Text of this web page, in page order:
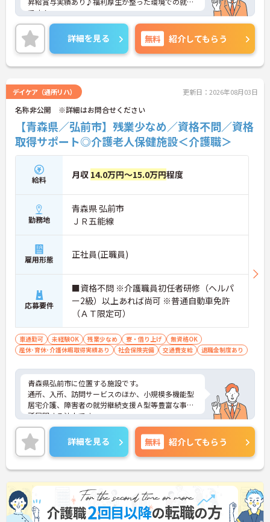
です！
ご興味のある方には、面接ポイント等詳しくお伝え
させていただきますので、お気軽にご相談くださ
い！
詳細を見る 無料 紹介してもらう
デイケア（通所リハ） 更新日：2026年08月03日
名称非公開 ※詳細はお問合せください
【青森県／弘前市】残業少なめ／資格不問／資格
取得サポート◎介護老人保健施設＜介護職＞
給料 月収 14.0万円～15.0万円程度
勤務地
青森県 弘前市
ＪＲ五能線
雇用形態 正社員(正職員)
応募要件
■資格不問 ※介護職員初任者研修（ヘルパ
ー2級）以上あれば尚可 ※普通自動車免許
（ＡＴ限定可）
車通勤可 未経験OK 残業少なめ 寮・借り上げ
無資格OK
産休･育休･介護休暇取得実績あり
社会保険完備 交通費支給 退職金制度あり
青森県弘前市に位置する施設です。
通所、入所、訪問サービスのほか、小規模多機能型
居宅介護、障害者の就労継続支援Ａ型等豊富な事業
所展開する法人です。
ご興味のある方は是非お気軽にお問い合わせくださ
い。
詳細を見る 無料 紹介してもらう